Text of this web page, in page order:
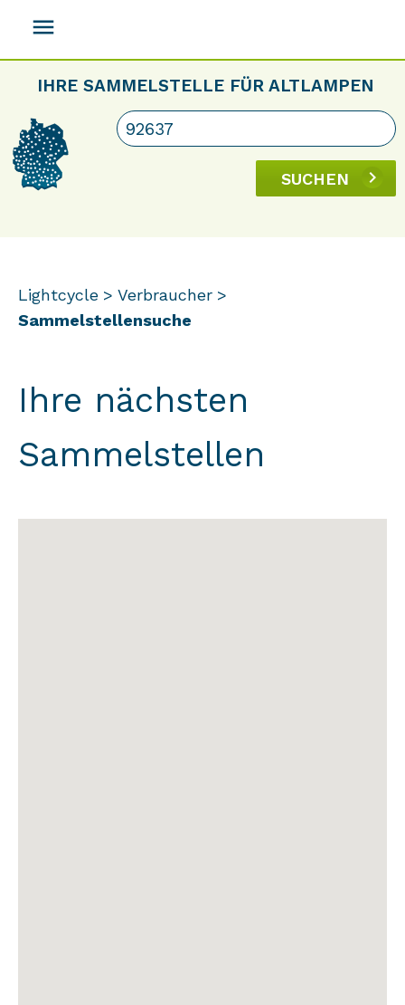
menu
IHRE SAMMELSTELLE FÜR ALTLAMPEN
SUCHEN
Lightcycle
Verbraucher
Sammelstellensuche
Ihre nächsten
Sammelstellen